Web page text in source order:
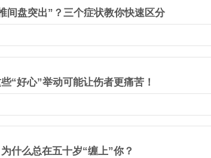
间盘突出”？三个症状教你快速区分
“好心”举动可能让伤者更痛苦！
什么总在五十岁“缠上”你？